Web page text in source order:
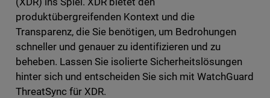
produktübergreifenden Kontext und die
Transparenz, die Sie benötigen, um Bedrohungen
schneller und genauer zu identifizieren und zu
beheben. Lassen Sie isolierte Sicherheitslösungen
hinter sich und entscheiden Sie sich mit WatchGuard
ThreatSync für XDR.